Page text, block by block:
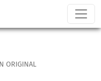
Tropical Remanente en
ORIGINAL